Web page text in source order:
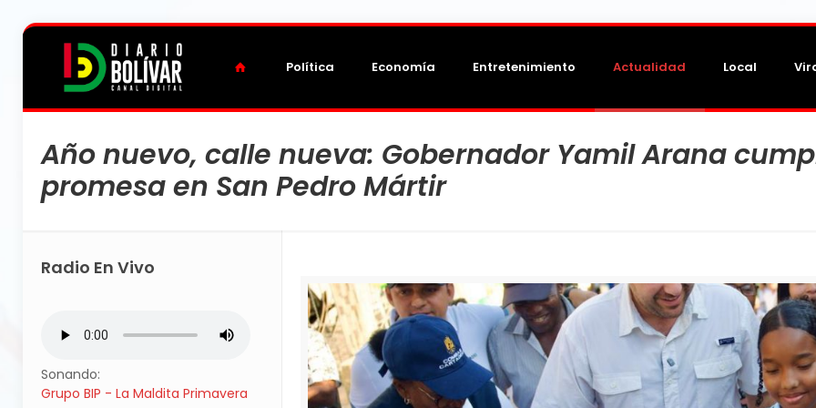
Política Economía Entretenimiento Actualidad Local
Año nuevo, calle nueva: Gobernador Yamil Arana
promesa en San Pedro Mártir
Radio En Vivo
Sonando:
Grupo BIP - La Maldita Primavera